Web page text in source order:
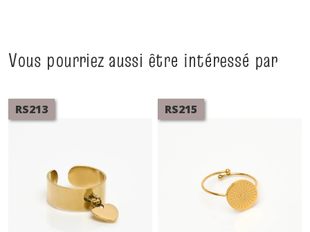
Vous pourriez aussi être intéressé par
RS213 RS215